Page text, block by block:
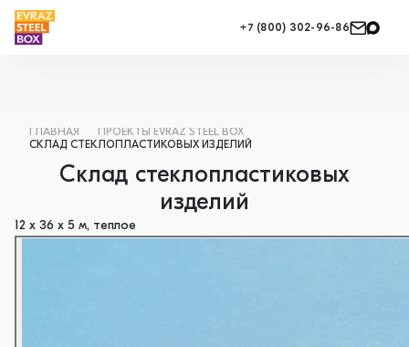
+7 (800) 302-96-86
ГЛАВНАЯ
ПРОЕКТЫ EVRAZ STEEL BOX
СКЛАД СТЕКЛОПЛАСТИКОВЫХ ИЗДЕЛИЙ
Склад стеклопластиковых
изделий
12 х 36 х 5 м, теплое